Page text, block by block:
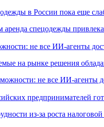
в России пока еще
не все ИИ-агенты
на рынке решения
предпринимателей
из-за роста